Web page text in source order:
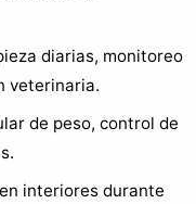
diarias, monitoreo
veterinaria.
de peso, control de
interiores durante